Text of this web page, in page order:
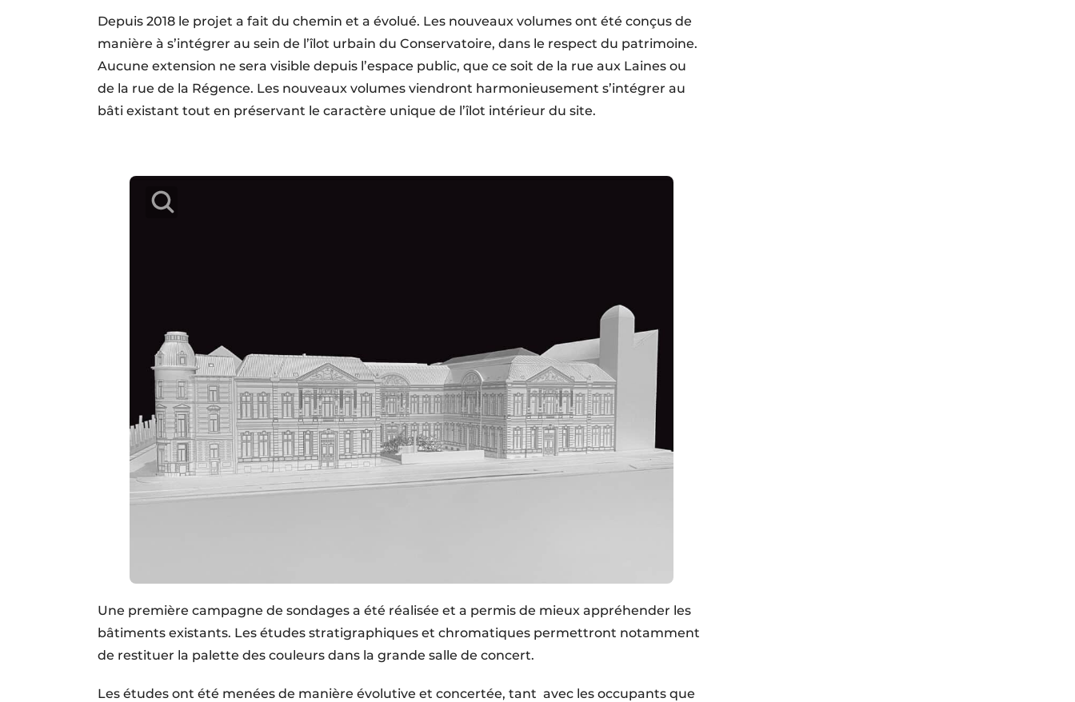
Depuis 2018 le projet a fait du chemin et a évolué. Les nouveaux volumes ont été conçus de
manière à s’intégrer au sein de l’îlot urbain du Conservatoire, dans le respect du patrimoine.
Aucune extension ne sera visible depuis l’espace public, que ce soit de la rue aux Laines ou
de la rue de la Régence. Les nouveaux volumes viendront harmonieusement s’intégrer au
bâti existant tout en préservant le caractère unique de l’îlot intérieur du site.
Une première campagne de sondages a été réalisée et a permis de mieux appréhender les
bâtiments existants. Les études stratigraphiques et chromatiques permettront notamment
de restituer la palette des couleurs dans la grande salle de concert.
Les études ont été menées de manière évolutive et concertée, tant avec les occupants que